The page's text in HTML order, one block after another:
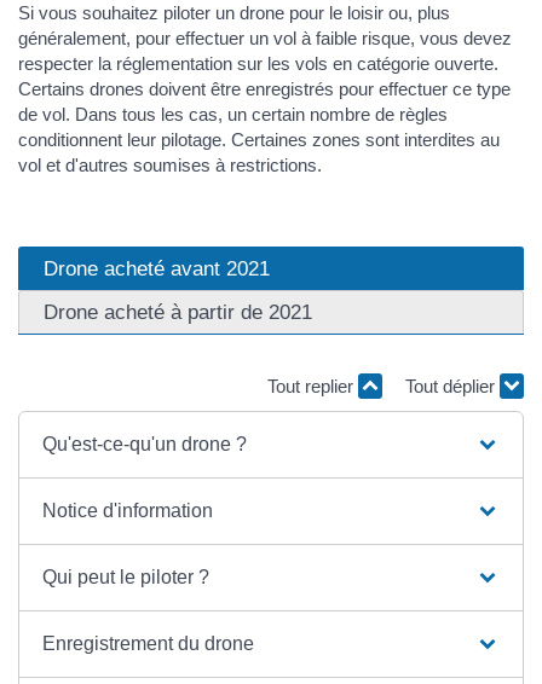
Si vous souhaitez piloter un drone pour le loisir ou, plus
généralement, pour effectuer un vol à faible risque, vous devez
respecter la réglementation sur les vols en catégorie ouverte.
Certains drones doivent être enregistrés pour effectuer ce type
de vol. Dans tous les cas, un certain nombre de règles
conditionnent leur pilotage. Certaines zones sont interdites au
vol et d'autres soumises à restrictions.
Drone acheté avant 2021
Drone acheté à partir de 2021
Tout replier Tout déplier
Qu'est-ce-qu'un drone ?
Notice d'information
Qui peut le piloter ?
Enregistrement du drone